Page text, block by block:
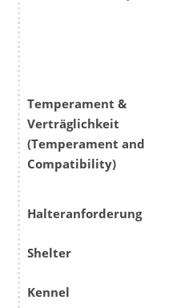
Temperament &
Verträglichkeit
(Temperament and
Compatibility)
Halteranforderung
Shelter
Kennel